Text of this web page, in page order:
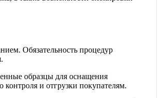
Обязательность процедур
образцы для оснащения
и отгрузки покупателям.